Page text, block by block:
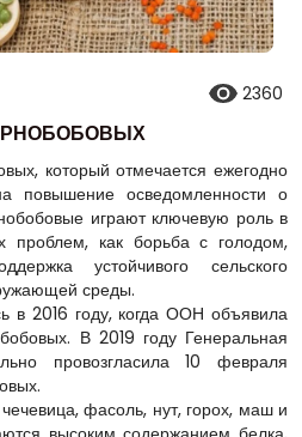
2360
который отмечается ежегодно
повышение осведомленности о
играют ключевую роль в
проблем, как борьба с голодом,
устойчивого сельского
среды.
в 2016 году, когда ООН объявила
В 2019 году Генеральная
провозгласила 10 февраля
фасоль, нут, горох, маш и